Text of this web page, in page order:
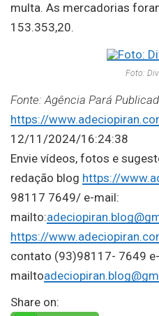
multa. As mercadorias
153.353,20.
Foto:
Fonte: Agência Pará
https://
12/11/2024/16:24:38
Envie vídeos, fotos e
redação blog https://
98117 7649/ e-mail:
mailto:
https://
contato (93)98117- 7649
mailto
Share on: